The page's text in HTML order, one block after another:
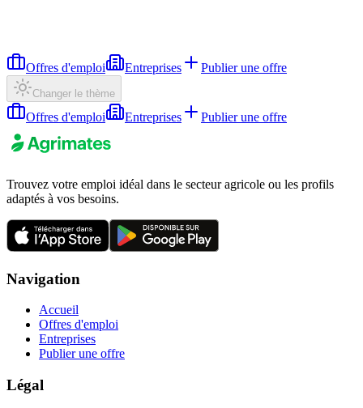
Offres d'emploi Entreprises Publier une offre
Changer le thème
Offres d'emploi Entreprises Publier une offre
Trouvez votre emploi idéal dans le secteur agricole ou les profils
adaptés à vos besoins.
Navigation
Accueil
Offres d'emploi
Entreprises
Publier une offre
Légal